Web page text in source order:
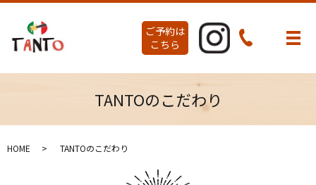
メ
ご予約は
こちら
TANTOのこだわり
HOME TANTOのこだわり